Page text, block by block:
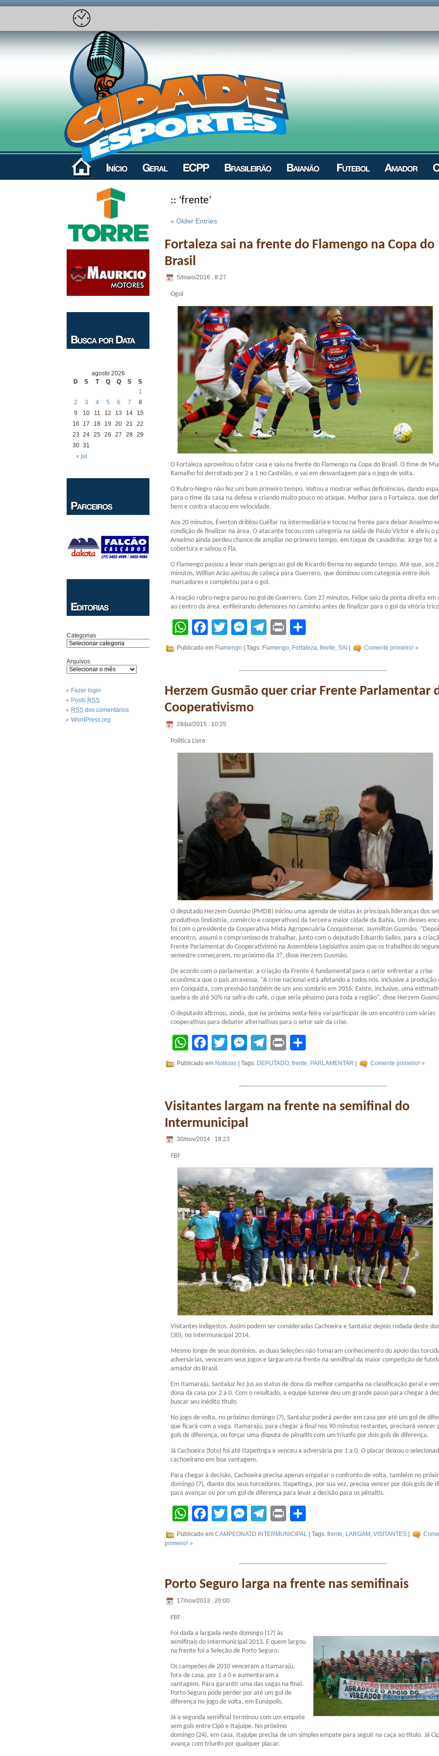
agosto 2026
D
S T Q Q S S
« jul
1
2
3 4 5 6 7
8
9
10 11 12 13 14
15
16
17 18 19 20 21
22
23 24 25 26 27 28 29
30 31
Categorias
Arquivos
Fazer login
Posts RSS
RSS dos comentários
WordPress.org
:: ‘frente’
« Older Entries
Fortaleza sai na frente do Flamengo na Copa do
Brasil
5/maio/2016 . 8:27
Ogol
O Fortaleza aproveitou o fator casa e saiu na frente do Flamengo na Copa do Brasil. O time de
Ramalho foi derrotado por 2 a 1 no Castelão, e vai em desvantagem para o jogo de volta.
O Rubro-Negro não fez um bom primeiro tempo. Voltou a mostrar velhas deficiências, dando
para o time da casa na defesa e criando muito pouco no ataque. Melhor para o Fortaleza, que
bem e contra-atacou em velocidade.
Aos 20 minutos, Éverton driblou Cuéllar na intermediária e tocou na frente para deixar Anselmo
condição de finalizar na área. O atacante tocou com categoria na saída de Paulo Victor e abriu o
Anselmo ainda perdeu chance de ampliar no primeiro tempo, em toque de cavadinha: Jorge fez a
cobertura e salvou o Fla.
O Flamengo passou a levar mais perigo ao gol de Ricardo Berna no segundo tempo. Até que, aos
minutos, Willian Arão ajeitou de cabeça para Guerrero, que dominou com categoria entre dois
marcadores e completou para o gol.
A reação rubro-negra parou no gol de Guerrero. Com 27 minutos, Felipe saiu da ponta direita em
ao centro da área, enfileirando defensores no caminho antes de finalizar para o gol da vitória
WhatsApp
Facebook
TwitterMessenger
Telegram
Print
Publicado em Flamengo | Tags: Flamengo, Fortaleza, frente, SAI Comente primeiro! »
Herzem Gusmão quer criar Frente Parlamentar
Cooperativismo
28/jul/2015 . 10:25
Politica Livre
O deputado Herzem Gusmão (PMDB) iniciou uma agenda de visitas às principais lideranças dos
produtivos (indústria, comércio e cooperativas) da terceira maior cidade da Bahia. Um desses
foi com o presidente da Cooperativa Mista Agropecuária Conquistense, Jaymilton Gusmão.
encontro, assumi o compromisso de trabalhar, junto com o deputado Eduardo Salles, para a
Frente Parlamentar do Cooperativismo na Assembleia Legislativa assim que os trabalhos do
semestre começarem, no próximo dia 3?, disse Herzem Gusmão.
De acordo com o parlamentar, a criação da Frente é fundamental para o setor enfrentar a crise
econômica que o país atravessa. “A crise nacional está afetando a todos nós, inclusive a produção
em Conquista, com previsão também de um ano sombrio em 2016. Existe, inclusive, uma
quebra de até 50% na safra do café, o que seria péssimo para toda a região”, disse Herzem
O deputado afirmou, ainda, que na próxima sexta-feira vai participar de um encontro com várias
cooperativas para debater alternativas para o setor sair da crise.
WhatsApp
Facebook
TwitterMessenger
Telegram
Print
Publicado em Notícias | Tags: DEPUTADO, frente, PARLAMENTAR | Comente primeiro! »
Visitantes largam na frente na semifinal do
Intermunicipal
30/nov/2014 . 18:23
FBF
Visitantes indigestos. Assim podem ser consideradas Cachoeira e Santaluz depois rodada deste
(30), no Intermunicipal 2014.
Mesmo longe de seus domínios, as duas Seleções não tomaram conhecimento do apoio das
adversárias, venceram seus jogos e largaram na frente na semifinal da maior competição de
amador do Brasil.
Em Itamarajú, Santaluz fez jus ao status de dona da melhor campanha na classificação geral e
dona da casa por 2 a 0. Com o resultado, a equipe luzense deu um grande passo para chegar à
buscar seu inédito título.
No jogo de volta, no próximo domingo (7), Santaluz poderá perder em casa por até um gol de
que ficará com a vaga. Itamarajú, para chegar à final nos 90 minutos restantes, precisará vencer
gols de diferença, ou forçar uma disputa de pênaltis com um triunfo por dois gols de diferença.
Já Cachoeira (foto) foi até Itapetinga e venceu a adversária por 1 a 0. O placar deixou o
cachoeirano em boa vantagem.
Para chegar à decisão, Cachoeira precisa apenas empatar o confronto de volta, também no
domingo (7), diante dos seus torcedores. Itapetinga, por sua vez, precisa vencer por dois gols de
para avançar ou por um gol de diferença para levar a decisão para os pênaltis.
WhatsApp
Facebook
TwitterMessenger
Telegram
Print
Publicado em CAMPEONATO INTERMUNICIPAL | Tags: frente, LARGAM , VISITANTES
primeiro! »
Porto Seguro larga na frente nas semifinais
17/nov/2013 . 20:00
FBF
Foi dada a largada neste domingo (17) às
semifinais do Intermunicipal 2013. E quem largou
na frente foi a Seleção de Porto Seguro.
Os campeões de 2010 venceram a Itamarajú,
fora de casa, por 1 a 0 e aumentaram a
vantagem. Para garantir uma das vagas na final,
Porto Seguro pode perder por até um gol de
diferença no jogo de volta, em Eunápolis.
Já a segunda semifinal terminou com um empate
sem gols entre Cipó e Itajuípe. No próximo
domingo (24), em casa, Itajuípe precisa de um simples empate para seguir na caça ao título. Já
avança com triunfo por qualquer placar.